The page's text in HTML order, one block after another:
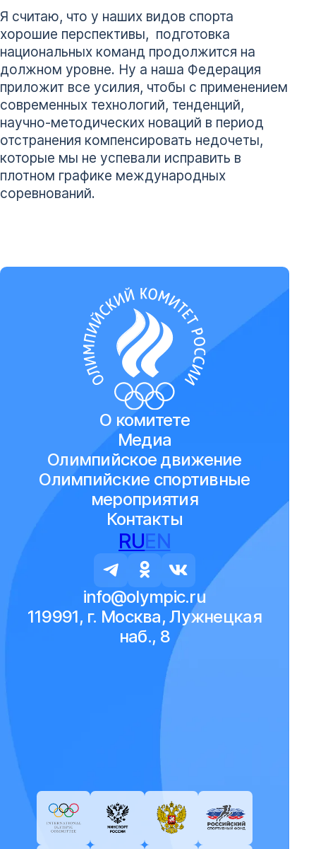
Я считаю, что у наших видов спорта
хорошие перспективы, подготовка
национальных команд продолжится на
должном уровне. Ну а наша Федерация
приложит все усилия, чтобы с применением
современных технологий, тенденций,
научно-методических новаций в период
отстранения компенсировать недочеты,
которые мы не успевали исправить в
плотном графике международных
соревнований.
О комитете
Медиа
Олимпийское движение
Олимпийские спортивные
мероприятия
Контакты
RUEN
info@olympic.ru
119991, г. Москва, Лужнецкая
наб., 8